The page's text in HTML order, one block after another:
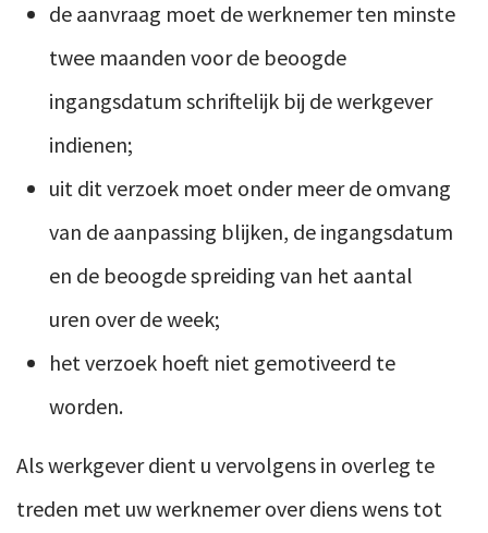
de aanvraag moet de werknemer ten minste
twee maanden voor de beoogde
ingangsdatum schriftelijk bij de werkgever
indienen;
uit dit verzoek moet onder meer de omvang
van de aanpassing blijken, de ingangsdatum
en de beoogde spreiding van het aantal
uren over de week;
het verzoek hoeft niet gemotiveerd te
worden.
Als werkgever dient u vervolgens in overleg te
treden met uw werknemer over diens wens tot